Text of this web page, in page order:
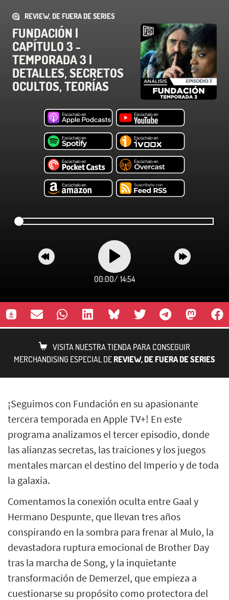
REVIEW, DE FUERA DE SERIES
FUNDACIÓN |
CAPÍTULO 3 -
TEMPORADA 3 |
DETALLES, SECRETOS
OCULTOS, TEORÍAS
00:00/ 14:54
VISITA NUESTRA TIENDA PARA CONSEGUIR
MERCHANDISING ESPECIAL DEREVIEW, DE FUERA DE SERIES
¡Seguimos con Fundación en su apasionante
tercera temporada en Apple TV+! En este
programa analizamos el tercer episodio, donde
las alianzas secretas, las traiciones y los juegos
mentales marcan el destino del Imperio y de toda
la galaxia.
Comentamos la conexión oculta entre Gaal y
Hermano Despunte, que llevan tres años
conspirando en la sombra para frenar al Mulo, la
devastadora ruptura emocional de Brother Day
tras la marcha de Song, y la inquietante
transformación de Demerzel, que empieza a
cuestionarse su propósito como protectora del